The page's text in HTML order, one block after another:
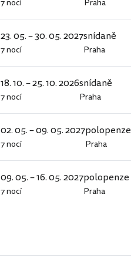
7 nocí Praha
23. 05. – 30. 05. 2027
7 nocí
snídaně
Praha
18. 10. – 25. 10. 2026
7 nocí
snídaně
Praha
02. 05. – 09. 05. 2027
7 nocí
polopenze
Praha
09. 05. – 16. 05. 2027
7 nocí
polopenze
Praha